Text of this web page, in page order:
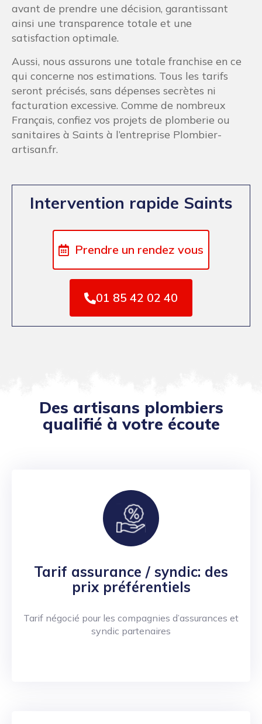
avant de prendre une décision, garantissant
ainsi une transparence totale et une
satisfaction optimale.
Aussi, nous assurons une totale franchise en ce
qui concerne nos estimations. Tous les tarifs
seront précisés, sans dépenses secrètes ni
facturation excessive. Comme de nombreux
Français, confiez vos projets de plomberie ou
sanitaires à Saints à l’entreprise Plombier-
artisan.fr.
Intervention rapide Saints
Prendre un rendez vous
01 85 42 02 40
Des artisans plombiers
qualifié à votre écoute
Tarif assurance / syndic: des
prix préférentiels
Tarif négocié pour les compagnies d’assurances et
syndic partenaires